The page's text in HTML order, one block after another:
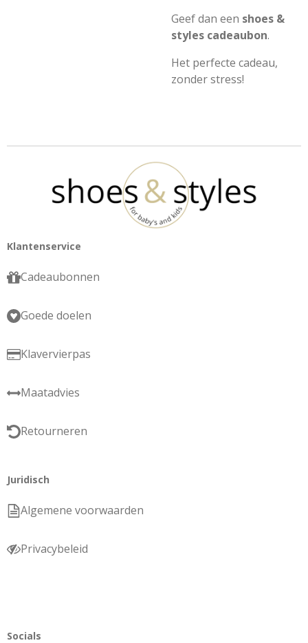
Geef dan een shoes &
styles cadeaubon.
Het perfecte cadeau,
zonder stress!
Klantenservice
Cadeaubonnen
Goede doelen
Klavervierpas
Maatadvies
Retourneren
Juridisch
Algemene voorwaarden
Privacybeleid
Socials